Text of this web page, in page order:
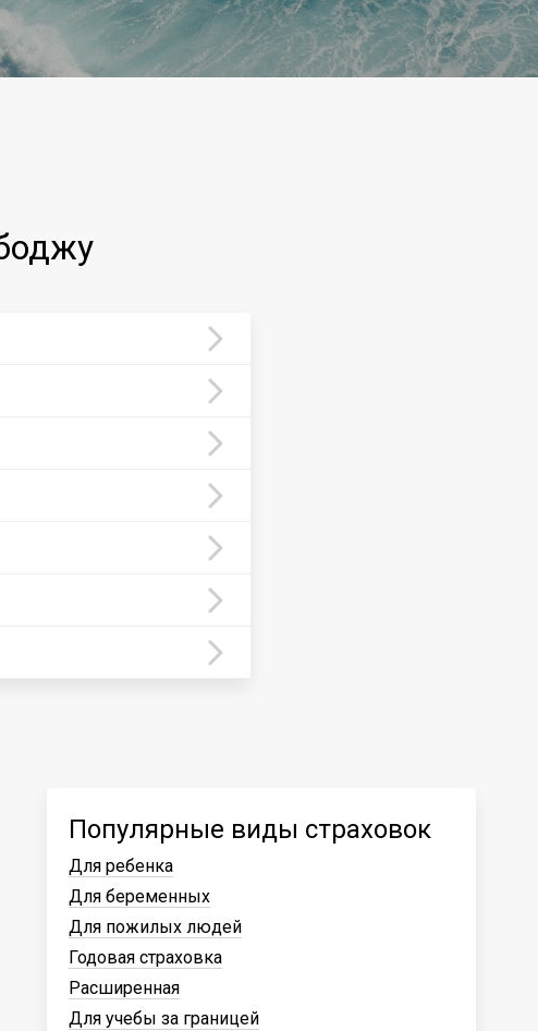
Популярные виды страховок
Для ребенка
Для беременных
Для пожилых людей
Годовая страховка
Расширенная
Для учебы за границей